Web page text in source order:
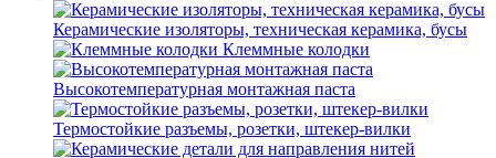
Керамические изоляторы, техническая керамика, бусы
Клеммные колодки
Высокотемпературная монтажная паста
Термостойкие разъемы, розетки, штекер-вилки